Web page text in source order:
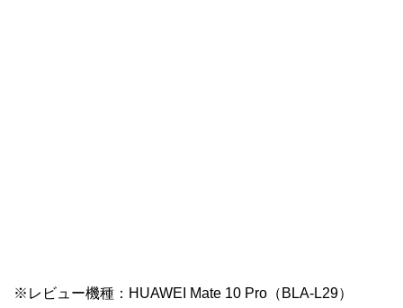
※レビュー機種：HUAWEI Mate 10 Pro（BLA-L29）